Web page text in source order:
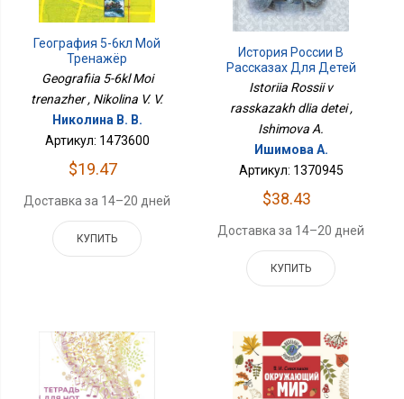
География 5-6кл Мой
Тренажёр
Geografiia 5-6kl Moi
trenazher , Nikolina V. V.
Николина В. В.
Артикул: 1473600
$19.47
Доставка за 14–20 дней
КУПИТЬ
История России В
Рассказах Для Детей
Istoriia Rossii v
rasskazakh dlia detei ,
Ishimova A.
Ишимова А.
Артикул: 1370945
$38.43
Доставка за 14–20 дней
КУПИТЬ